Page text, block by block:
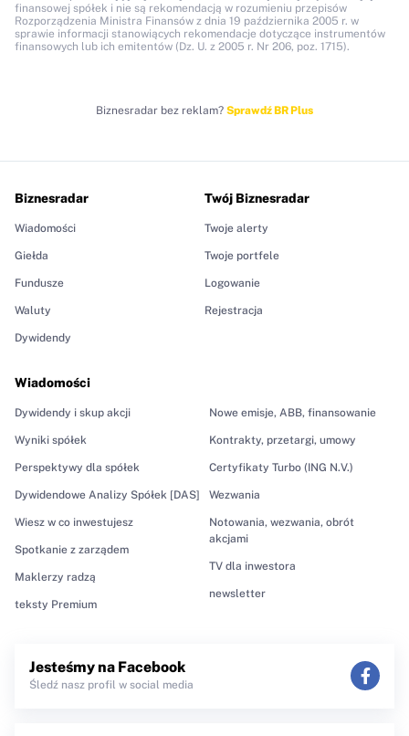
finansowej spółek i nie są rekomendacją w rozumieniu przepisów
Rozporządzenia Ministra Finansów z dnia 19 października 2005 r. w
sprawie informacji stanowiących rekomendacje dotyczące instrumentów
finansowych lub ich emitentów (Dz. U. z 2005 r. Nr 206, poz. 1715).
Biznesradar bez reklam? Sprawdź BR Plus
Biznesradar
Wiadomości
Giełda
Fundusze
Waluty
Dywidendy
Wiadomości
Dywidendy i skup akcji
Wyniki spółek
Perspektywy dla spółek
Dywidendowe Analizy Spółek [DAS]
Wiesz w co inwestujesz
Spotkanie z zarządem
Maklerzy radzą
teksty Premium
Nowe emisje, ABB, finansowanie
Kontrakty, przetargi, umowy
Certyfikaty Turbo (ING N.V.)
Wezwania
Notowania, wezwania, obrót
akcjami
TV dla inwestora
newsletter
Twój Biznesradar
Twoje alerty
Twoje portfele
Logowanie
Rejestracja
Jesteśmy na Facebook
Śledź nasz profil w social media